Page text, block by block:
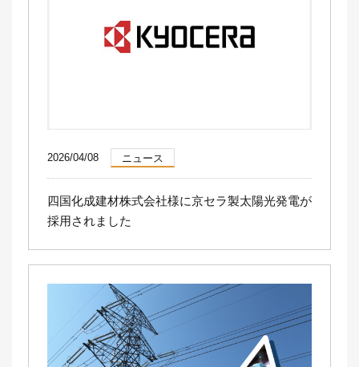
2026/04/08 ニュース
四国化成建材株式会社様に京セラ製太陽光発電が
採用されました